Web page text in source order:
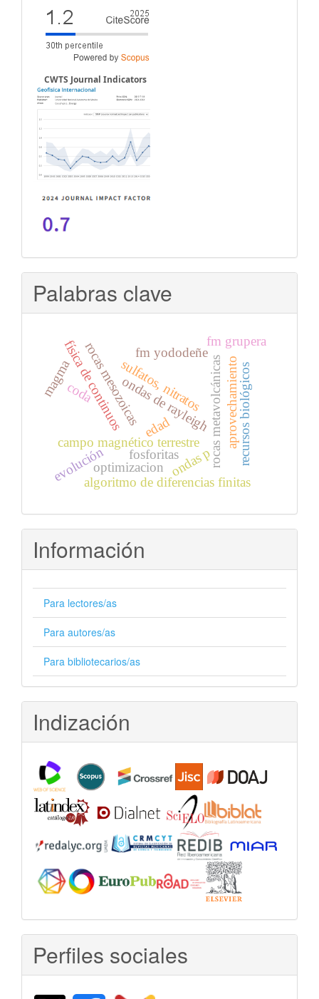
CWTS Journal Indicators
Palabras clave
ondas de rayleigh
campo magnético terrestre rocas metavolcánicas
rocas mesozoicas
física de continuos
ondas p
sulfatos, nitratos
fm yododeñe
fm grupera
coda
algoritmo de diferencias finitas
aprovechamiento
magma
evolución
edad recursos biológicos
optimizacion
fosforitas
Información
Para lectores/as
Para autores/as
Para bibliotecarios/as
Indización
Perfiles sociales